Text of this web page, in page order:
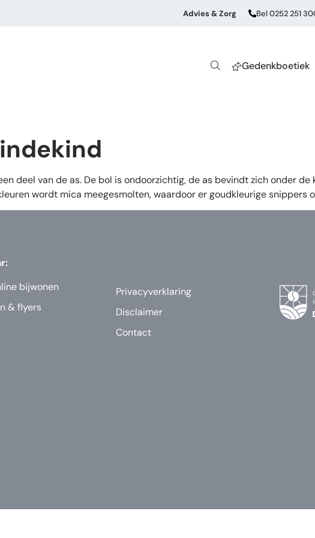
Advies & Zorg Bel 0252 251
Gedenkboetiek
deel van de as. De bol is ondoorzichtig, de as bevindt zich onder
wordt mica meegesmolten, waardoor er goudkleurige snippers
bijwonen
& flyers
Privacyverklaring
Disclaimer
Contact